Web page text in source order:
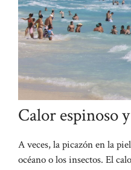
Calor espinoso
A veces, la picazón en la
océano o los insectos. El